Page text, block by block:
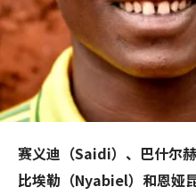
赛义迪（Saidi）、巴什尔
比埃勒（Nyabiel）和恩娅